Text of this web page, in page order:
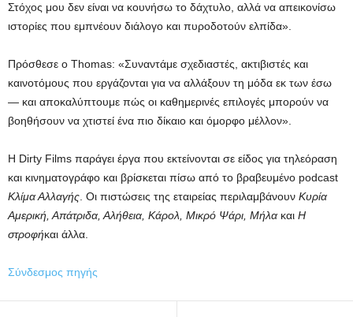
Στόχος μου δεν είναι να κουνήσω το δάχτυλο, αλλά να απεικονίσω
ιστορίες που εμπνέουν διάλογο και πυροδοτούν ελπίδα».
Πρόσθεσε ο Thomas: «Συναντάμε σχεδιαστές, ακτιβιστές και
καινοτόμους που εργάζονται για να αλλάξουν τη μόδα εκ των έσω
— και αποκαλύπτουμε πώς οι καθημερινές επιλογές μπορούν να
βοηθήσουν να χτιστεί ένα πιο δίκαιο και όμορφο μέλλον».
Η Dirty Films παράγει έργα που εκτείνονται σε είδος για τηλεόραση
και κινηματογράφο και βρίσκεται πίσω από το βραβευμένο podcast
Κλίμα Αλλαγής . Οι πιστώσεις της εταιρείας περιλαμβάνουν Κυρία
Αμερική, Απάτριδα, Αλήθεια, Κάρολ, Μικρό Ψάρι, Μήλα και Η
στροφήκαι άλλα.
Σύνδεσμος πηγής